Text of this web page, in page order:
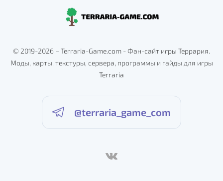
© 2019-2026 – Terraria-Game.com - Фан-сайт игры Террария.
Моды, карты, текстуры, сервера, программы и гайды для игры
Terraria
@terraria_game_com